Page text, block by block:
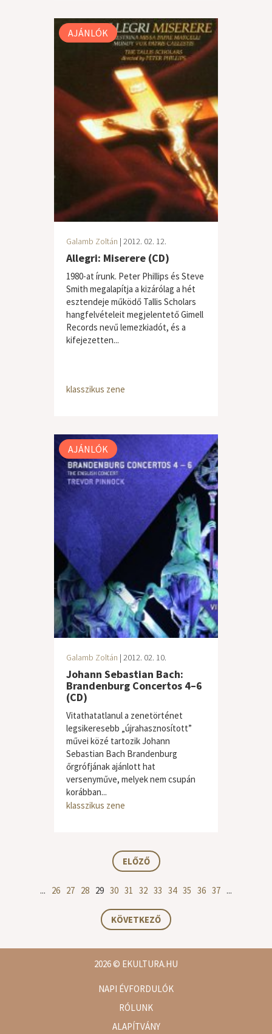
AJÁNLÓK
Galamb Zoltán | 2012. 02. 12.
Allegri: Miserere (CD)
1980-at írunk. Peter Phillips és Steve
Smith megalapítja a kizárólag a hét
esztendeje működő Tallis Scholars
hangfelvételeit megjelentető Gimell
Records nevű lemezkiadót, és a
kifejezetten...
klasszikus zene
AJÁNLÓK
Galamb Zoltán | 2012. 02. 10.
Johann Sebastian Bach:
Brandenburg Concertos 4–6
(CD)
Vitathatatlanul a zenetörténet
legsikeresebb „újrahasznosított”
művei közé tartozik Johann
Sebastian Bach Brandenburg
őrgrófjának ajánlott hat
versenyműve, melyek nem csupán
korábban...
klasszikus zene
ELŐZŐ
... 26 27 28 29 30 31 32 33 34 35 36 37 ...
KÖVETKEZŐ
2026© EKULTURA.HU
NAPI ÉVFORDULÓK
RÓLUNK
ALAPÍTVÁNY